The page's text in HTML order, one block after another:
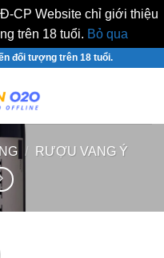
CP Website chỉ giới thiệu
trên 18 tuổi. Bỏ qua
đối tượng trên 18 tuổi.
/ RƯỢU VANG Ý